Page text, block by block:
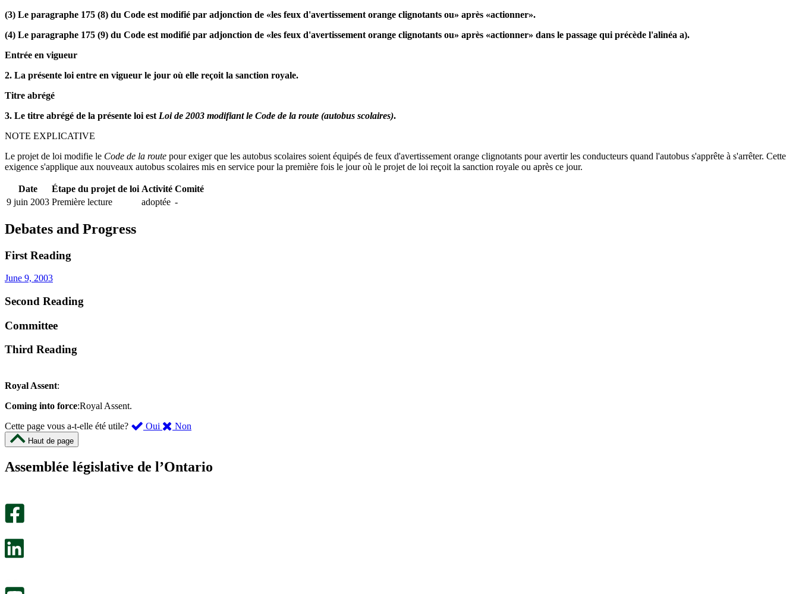
(3) Le paragraphe 175 (8) du Code est modifié par adjonction de «les feux d'avertissement orange clignotants ou» après «actionner».
(4) Le paragraphe 175 (9) du Code est modifié par adjonction de «les feux d'avertissement orange clignotants ou» après «actionner» dans le passage qui précède l'alinéa a).
Entrée en vigueur
2. La présente loi entre en vigueur le jour où elle reçoit la sanction royale.
Titre abrégé
3. Le titre abrégé de la présente loi est Loi de 2003 modifiant le Code de la route (autobus scolaires).
NOTE EXPLICATIVE
Le projet de loi modifie le Code de la route pour exiger que les autobus scolaires soient équipés de feux d'avertissement orange clignotants pour avertir les conducteurs quand l'autobus s'apprête à s'arrêter. Cette
exigence s'applique aux nouveaux autobus scolaires mis en service pour la première fois le jour où le projet de loi reçoit la sanction royale ou après ce jour.
Date Étape du projet de loi Activité Comité
9 juin 2003 Première lecture adoptée -
Debates and Progress
First Reading
June 9, 2003
Second Reading
Committee
Third Reading
Royal Assent:
Coming into force:Royal Assent.
Cette page vous a-t-elle été utile?
Oui ,
été
Non
m’a
Haut de page
Assemblée législative de l’Ontario